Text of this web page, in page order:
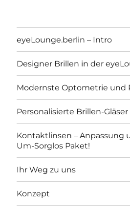
eyeLounge.berlin
eyeLounge.berlin – Intro
Designer Brillen in der
Modernste Optometrie und
Personalisierte Brillen-
Kontaktlinsen – Anpassung
Um-Sorglos Paket!
Ihr Weg zu uns
Konzept